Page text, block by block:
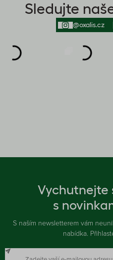
Sledujte
@oxalis.cz
Vychutnejte
s
S naším newsletterem vám
nabídka.